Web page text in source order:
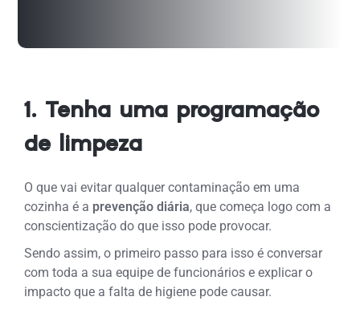
1. Tenha uma programação
de limpeza
O que vai evitar qualquer contaminação em uma
cozinha é a prevenção diária, que começa logo com a
conscientização do que isso pode provocar.
Sendo assim, o primeiro passo para isso é conversar
com toda a sua equipe de funcionários e explicar o
impacto que a falta de higiene pode causar.